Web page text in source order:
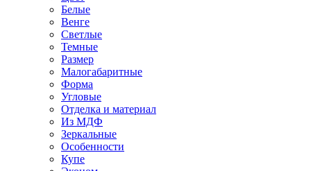
Белые
Венге
Светлые
Темные
Размер
Малогабаритные
Форма
Угловые
Отделка и материал
Из МДФ
Зеркальные
Особенности
Купе